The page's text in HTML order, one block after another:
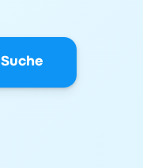
Suche